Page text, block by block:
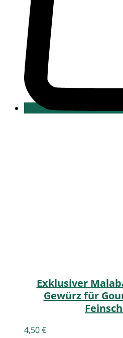
Exklusiver
Gewürz für
4,50€